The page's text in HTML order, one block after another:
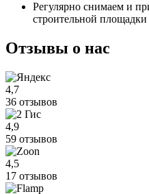
Регулярно снимаем и
строительной площадки
Отзывы о нас
4,7
36 отзывов
4,9
59 отзывов
4,5
17 отзывов